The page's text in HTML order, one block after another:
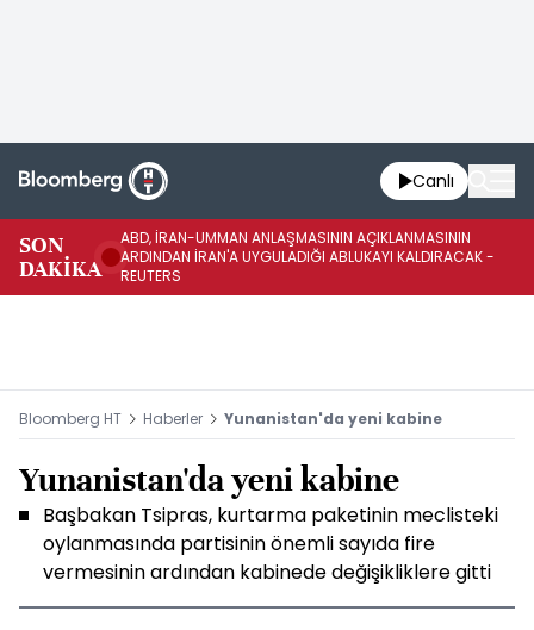
Canlı
SON
DAKİKA
ABD, İRAN-UMMAN ANLAŞMASININ AÇIKLANMASININ
ARDINDAN İRAN'A UYGULADIĞI ABLUKAYI KALDIRACAK -
REUTERS
Bloomberg HT Haberler Yunanistan'da yeni kabine
Yunanistan'da yeni kabine
Başbakan Tsipras, kurtarma paketinin meclisteki
oylanmasında partisinin önemli sayıda fire
vermesinin ardından kabinede değişikliklere gitti